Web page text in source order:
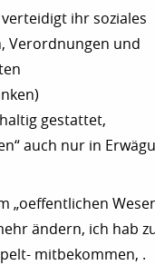
ihr soziales
Verordnungen und
gestattet,
auch nur in
„oeffentlichen
ändern, ich hab
mitbekommen, .